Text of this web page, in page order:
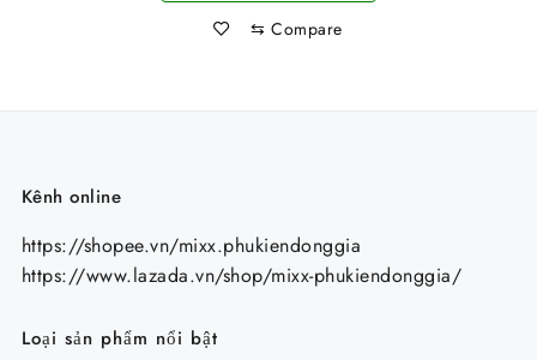
⇆ Compare
Kênh online
https://shopee.vn/mixx.phukiendonggia
https://www.lazada.vn/shop/mixx-phukiendonggia/
Loại sản phẩm nổi bật